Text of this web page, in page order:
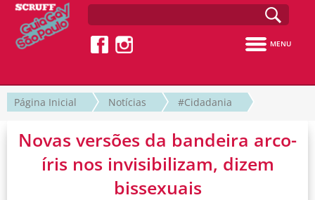
MENU
Página Inicial Notícias #Cidadania
Novas versões da bandeira arco-
íris nos invisibilizam, dizem
bissexuais